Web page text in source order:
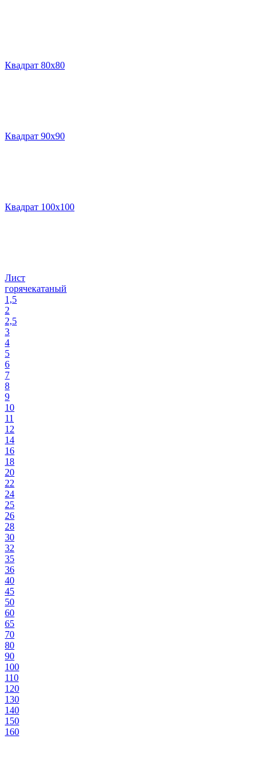
Квадрат 80х80
Квадрат 90х90
Квадрат 100х100
Лист
горячекатаный
1,5
2
2,5
3
4
5
6
7
8
9
10
11
12
14
16
18
20
22
24
25
26
28
30
32
35
36
40
45
50
60
65
70
80
90
100
110
120
130
140
150
160